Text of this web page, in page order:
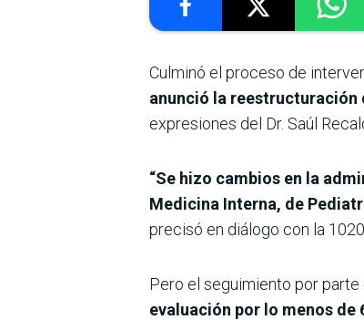
Culminó el proceso de
anunció la reestructuración
expresiones del Dr. Saúl
“Se hizo cambios en la
Medicina Interna, de
precisó en diálogo con la 1020
Pero el seguimiento por
evaluación por lo menos de